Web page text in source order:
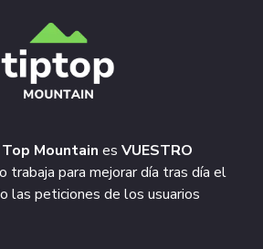
Mountain es VUESTRO
trabaja para mejorar día tras día el
las peticiones de los usuarios